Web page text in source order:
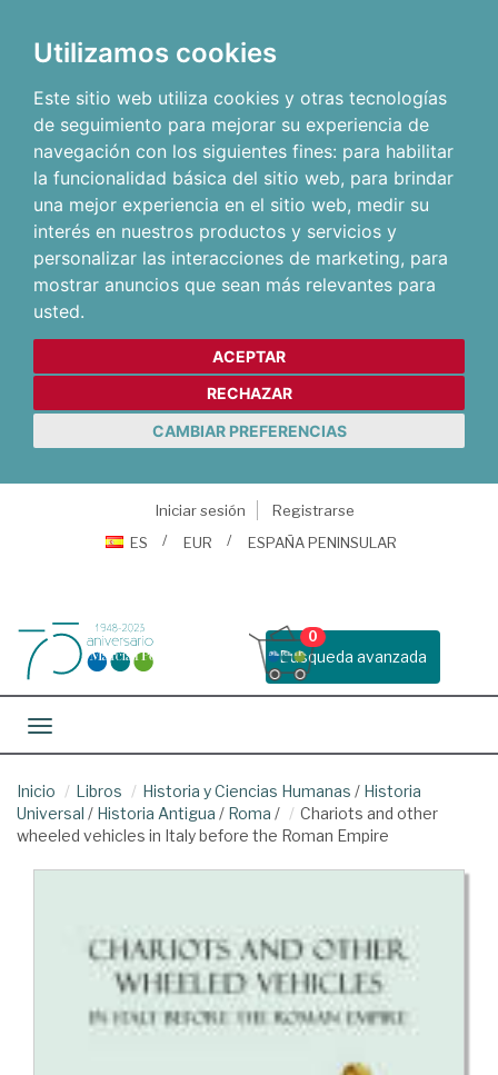
Utilizamos cookies
Este sitio web utiliza cookies y otras tecnologías
de seguimiento para mejorar su experiencia de
navegación con los siguientes fines: para habilitar
la funcionalidad básica del sitio web, para brindar
una mejor experiencia en el sitio web, medir su
interés en nuestros productos y servicios y
personalizar las interacciones de marketing, para
mostrar anuncios que sean más relevantes para
usted.
ACEPTAR
RECHAZAR
CAMBIAR PREFERENCIAS
Iniciar sesión
Registrarse
ES
EUR ESPAÑA PENINSULAR
Busqueda avanzada
0
Toggle navigation
Inicio Libros Historia y Ciencias Humanas / Historia
Universal / Historia Antigua / Roma /
Chariots and other
wheeled vehicles in Italy before the Roman Empire